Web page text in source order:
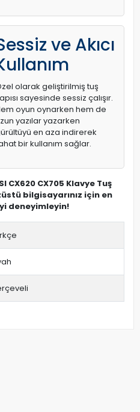
ve Akıcı
olarak geliştirilmiş tuş
sayesinde sessiz çalışır.
oyun oynarken hem de
yazılar yazarken
en aza indirerek
bir kullanım sağlar.
CX620 CX705 Klavye Tuş
bilgisayarınız için en
deneyimleyin!